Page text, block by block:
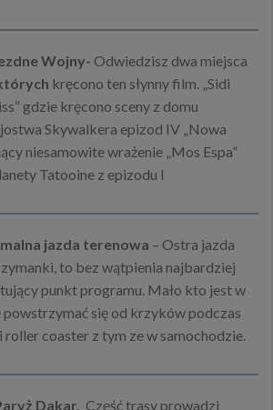
Wojny- Odwiedzisz dwa miejsca
kręcono ten słynny film. „Sidi
gdzie kręcono sceny z domu
Skywalkera epizod IV „Nowa
niesamowite wrażenie „Mos Espa”
Tatooine z epizodu I
jazda terenowa – Ostra jazda
to bez wątpienia najbardziej
punkt programu. Mało kto jest w
powstrzymać się od krzyków podczas
coaster z tym ze w samochodzie.
Dakar. Część trasy prowadzi